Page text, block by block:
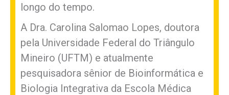
longo do tempo.
A Dra. Carolina Salomao Lopes, doutora
pela Universidade Federal do Triângulo
Mineiro (UFTM) e atualmente
pesquisadora sênior de Bioinformática e
Biologia Integrativa da Escola Médica